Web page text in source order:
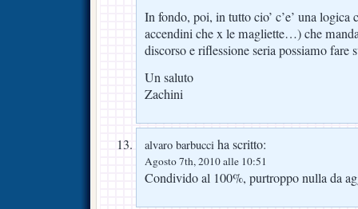
In fondo, poi, in tutto cio’ c’e’ una
accendini che x le magliette…) che
discorso e riflessione seria possiamo fare
Un saluto
Zachini
alvaro barbucci ha scritto:
Agosto 7th, 2010 alle 10:51
Condivido al 100%, purtroppo nulla da